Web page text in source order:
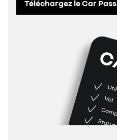
Téléchargez le Car Pass